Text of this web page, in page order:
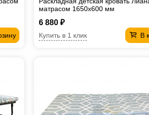
матрасом 1650х600 мм
6 880 ₽
В
Купить в 1 клик